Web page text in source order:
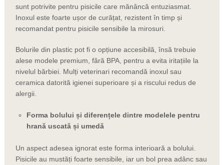
sunt potrivite pentru pisicile care mănâncă entuziasmat.
Inoxul este foarte ușor de curățat, rezistent în timp și
recomandat pentru pisicile sensibile la mirosuri.
Bolurile din plastic pot fi o opțiune accesibilă, însă trebuie
alese modele premium, fără BPA, pentru a evita iritațiile la
nivelul bărbiei. Mulți veterinari recomandă inoxul sau
ceramica datorită igienei superioare și a riscului redus de
alergii.
Forma bolului și diferențele dintre modelele pentru
hrană uscată și umedă
Un aspect adesea ignorat este forma interioară a bolului.
Pisicile au mustăți foarte sensibile, iar un bol prea adânc sau